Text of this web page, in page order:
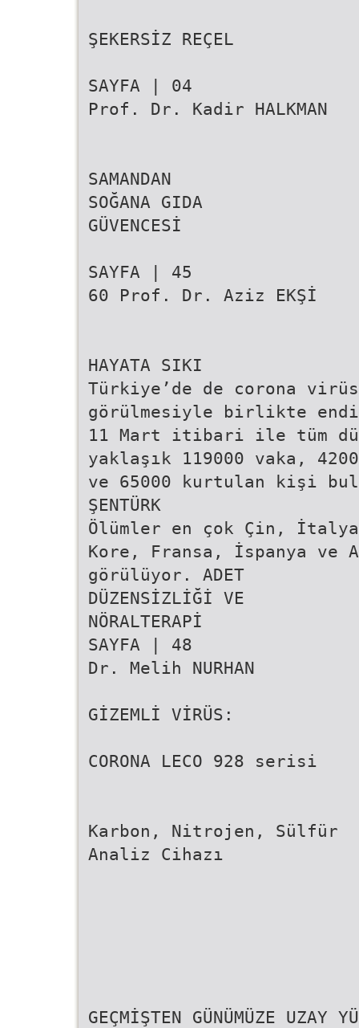
ŞEKERSİZ REÇEL
SAYFA | 04
Prof. Dr. Kadir HALKMAN
SAMANDAN
SOĞANA GIDA
GÜVENCESİ
SAYFA | 45
60 Prof. Dr. Aziz EKŞİ
HAYATA SIKI
Türkiye’de de corona
görülmesiyle birlikte
11 Mart itibari ile tüm
yaklaşık 119000 vaka,
ve 65000 kurtulan kişi
ŞENTÜRK
Ölümler en çok Çin,
Kore, Fransa, İspanya ve
görülüyor. ADET
DÜZENSİZLİĞİ VE
NÖRALTERAPİ
SAYFA | 48
Dr. Melih NURHAN
GİZEMLİ VİRÜS:
CORONA LECO 928 serisi
Karbon, Nitrojen, Sülfür
Analiz Cihazı
GEÇMİŞTEN GÜNÜMÜZE UZAY